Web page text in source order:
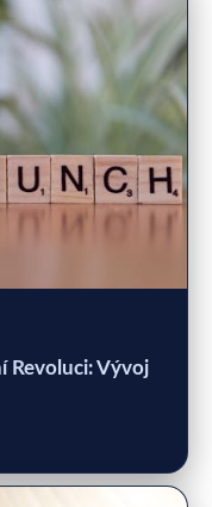
Revoluci: Vývoj